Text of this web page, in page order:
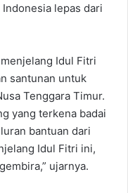
lepas dari
Idul Fitri
santunan untuk
Tenggara Timur.
yang terkena badai
bantuan dari
Idul Fitri ini,
ujarnya.